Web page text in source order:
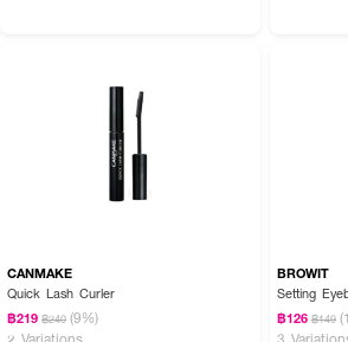
CANMAKE
Quick Lash Curler
฿219 ฿240 (9%)
2 Variations
BROWIT
Setting
฿126 ฿149
3